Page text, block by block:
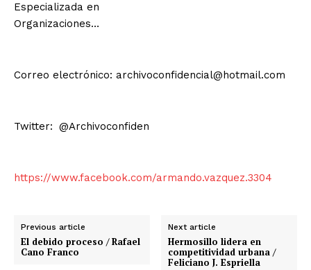
Especializada en
Organizaciones…
Correo electrónico: archivoconfidencial@hotmail.com
Twitter: @Archivoconfiden
https://www.facebook.com/armando.vazquez.3304
Previous article
El debido proceso / Rafael
Cano Franco
Next article
Hermosillo lidera en
competitividad urbana /
Feliciano J. Espriella